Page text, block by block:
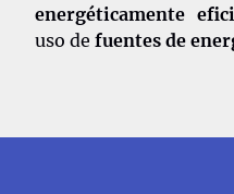
energéticamente
uso de fuentes de